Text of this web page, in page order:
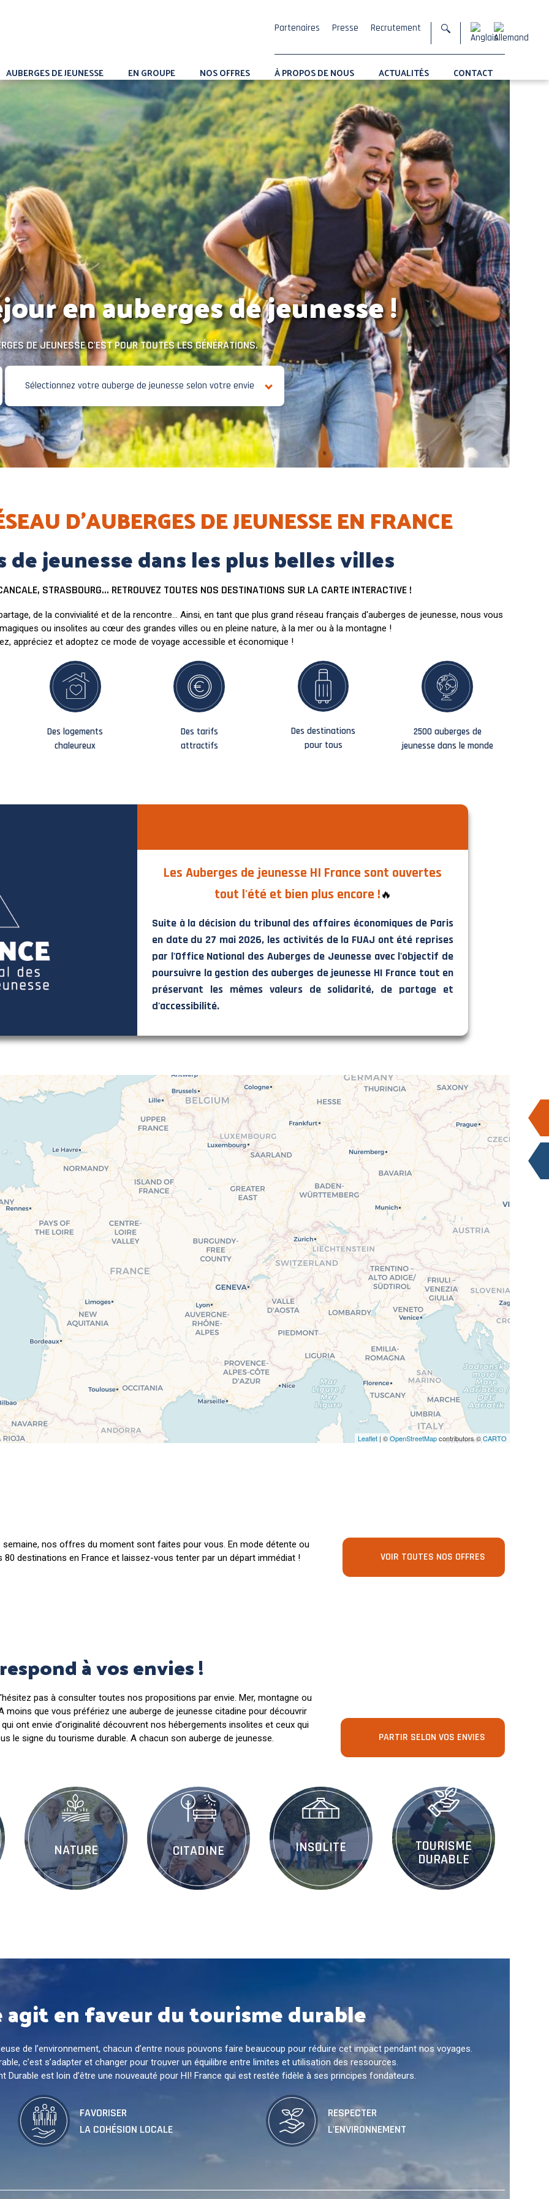
Partenaires Presse Recrutement
AUBERGES DE JEUNESSE EN GROUPE NOS OFFRES À PROPOS DE NOUS ACTUALITÉS CONTACT
en auberges de jeunesse !
DE JEUNESSE C'EST POUR TOUTES LES GÉNÉRATIONS.
Sélectionnez votre auberge de jeunesse selon votre envie
D'AUBERGES DE JEUNESSE EN FRANCE
de jeunesse dans les plus belles villes
STRASBOURG... RETROUVEZ TOUTES NOS DESTINATIONS SUR LA CARTE INTERACTIVE !
de la convivialité et de la rencontre... Ainsi, en tant que plus grand réseau français d'auberges de jeunesse, nous vous
ou insolites au cœur des grandes villes ou en pleine nature, à la mer ou à la montagne !
appréciez et adoptez ce mode de voyage accessible et économique !
Des logements
chaleureux
Des tarifs
attractifs
Des destinations
pour tous
2500 auberges de
jeunesse dans le monde
Les Auberges de jeunesse HI France sont ouvertes
tout l'été et bien plus encore !🔥
Suite à la décision du tribunal des affaires économiques de Paris
en date du 27 mai 2026, les activités de la FUAJ ont été reprises
par l'Office National des Auberges de Jeunesse avec l'objectif de
poursuivre la gestion des auberges de jeunesse HI France tout en
préservant les mêmes valeurs de solidarité, de partage et
d'accessibilité.
Leaflet| ©OpenStreetMapcontributors ©CARTO
nos offres du moment sont faites pour vous. En mode détente ou
destinations en France et laissez-vous tenter par un départ immédiat !
VOIR TOUTES NOS OFFRES
à vos envies !
pas à consulter toutes nos propositions par envie. Mer, montagne ou
que vous préfériez une auberge de jeunesse citadine pour découvrir
ont envie d'originalité découvrent nos hébergements insolites et ceux qui
le signe du tourisme durable. A chacun son auberge de jeunesse.
PARTIR SELON VOS ENVIES
NATURE CITADINE INSOLITE TOURISME
DURABLE
agit en faveur du tourisme durable
de l’environnement, chacun d’entre nous pouvons faire beaucoup pour réduire cet impact pendant nos voyages.
c’est s’adapter et changer pour trouver un équilibre entre limites et utilisation des ressources.
Durable est loin d’être une nouveauté pour HI! France qui est restée fidèle à ses principes fondateurs.
FAVORISER
LA COHÉSION LOCALE
RESPECTER
L'ENVIRONNEMENT